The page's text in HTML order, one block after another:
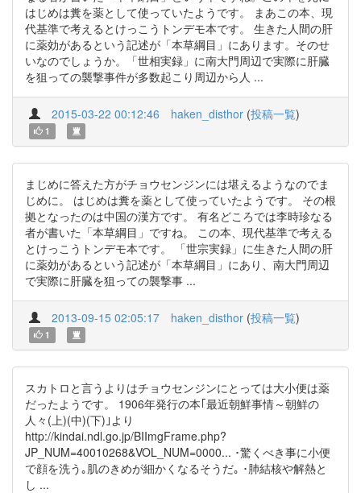
はじめは糞を薬として使っていたようです。 まあこの本、現
代基準で考えるとけっこうトンデモ本です。 生きた人間の肝
に薬効があるという記述が「本草綱目」にあります。そのせ
いなのでしょうか。「世相実録」に南大門周辺で実際に肝臓
を狙っての襲撃事件が多数起こり周辺から人 ...
2015-03-22 00:12:46 haken_disthor (投稿一覧)
1
まじめに答えた方がチョウセンジンには堪えるようなのでま
じめに。 はじめは糞を薬として使っていたようです。 その根
拠となったのは中国の漢方です。 有名どころでは李時珍なる
者が書いた「本草綱目」ですね。 この本、現代基準で考える
とけっこうトンデモ本です。 「世宗実録」に生きた人間の肝
に薬効があるという記述が「本草綱目」にあり、南大門周辺
で実際に肝臓を狙っての襲撃事 ...
2013-09-15 02:05:17 haken_disthor (投稿一覧)
1
スカトロと言うよりはチョウセンジンにとっては大小便は薬
だったようです。 1906年発行の本｢最近朝鮮事情～朝鮮の
人々(上)(中)(下)｣より
http://kindai.ndl.go.jp/BIImgFrame.php?
JP_NUM=40010268&VOL_NUM=0000... ･驚くべき事に小便
で顔を洗う｡肌のきめが細かくなるそうだ｡ ･肺結核や解熱と
し ...